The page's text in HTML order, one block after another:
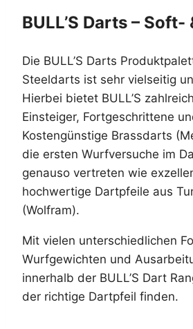
BULL’S Darts –
Die BULL’S Darts
Steeldarts ist sehr vielseitig
Hierbei bietet BULL’S
Einsteiger, Fortgeschrittene
Kostengünstige Brassdarts
die ersten Wurfversuche im
genauso vertreten wie
hochwertige Dartpfeile aus
(Wolfram).
Mit vielen unterschiedlichen
Wurfgewichten und
innerhalb der BULL’S Dart
der richtige Dartpfeil finden.